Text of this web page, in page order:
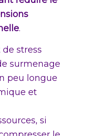
.
stress
surmenage
peu longue
et
si